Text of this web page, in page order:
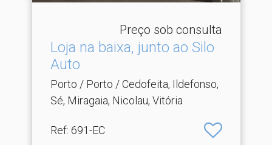
Preço sob consulta
Loja na baixa, junto ao Silo
Auto
Porto / Porto / Cedofeita, Ildefonso,
Sé, Miragaia, Nicolau, Vitória
Ref: 691-EC